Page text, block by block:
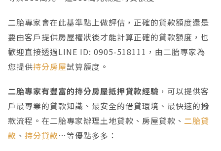
二胎專家會在此基準點上做評估，正確的貸款額度還是
要由客戶提供房屋權狀後才能計算正確的貸款額度，也
歡迎直接透過LINE ID: 0905-518111，由二胎專家為
您提供持分房屋試算額度。
二胎專家有豐富的持分房屋抵押貸款經驗 ，可以提供客
戶最專業的貸款知識、最安全的借貸環境、最快速的撥
款流程。在二胎專家辦理土地貸款、房屋貸款、 二胎貸
款 、 持分貸款…等優點多多：